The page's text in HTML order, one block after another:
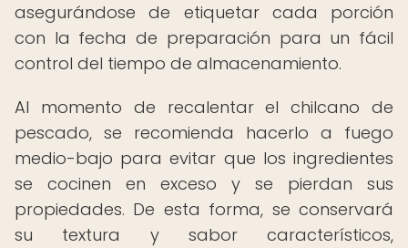
asegurándose de etiquetar cada porción
con la fecha de preparación para un fácil
control del tiempo de almacenamiento.
Al momento de recalentar el chilcano de
pescado, se recomienda hacerlo a fuego
medio-bajo para evitar que los ingredientes
se cocinen en exceso y se pierdan sus
propiedades. De esta forma, se conservará
su textura y sabor característicos,